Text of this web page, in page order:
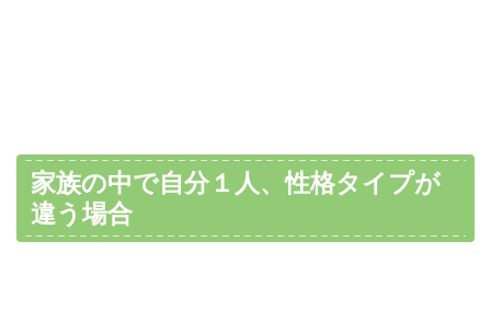
家族の中で自分１人、性格タイプが
違う場合